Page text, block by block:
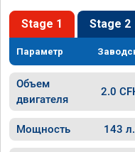
Stage 1 Stage 2
Параметр
Объем
двигателя
2.0
Мощность 143